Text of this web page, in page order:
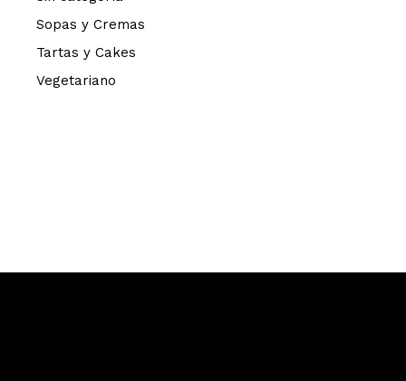
Sopas y Cremas
Tartas y Cakes
Vegetariano